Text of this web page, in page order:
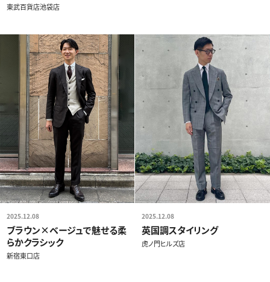
東武百貨店池袋店
2025.12.08
ブラウン×ベージュで魅せる柔
らかクラシック
新宿東口店
2025.12.08
英国調スタイリング
虎ノ門ヒルズ店